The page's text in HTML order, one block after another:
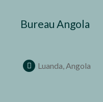
Bureau Angola
Luanda, Angola